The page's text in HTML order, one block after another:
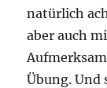
natürlich
aber auch
Übung. Und